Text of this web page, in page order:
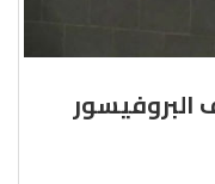
البروفيسور